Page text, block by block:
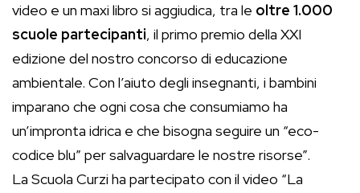
video e un maxi libro si aggiudica, tra le oltre 1.000
scuole partecipanti, il primo premio della XXI
edizione del nostro concorso di educazione
ambientale. Con l’aiuto degli insegnanti, i bambini
imparano che ogni cosa che consumiamo ha
un’impronta idrica e che bisogna seguire un “eco-
codice blu” per salvaguardare le nostre risorse”.
La Scuola Curzi ha partecipato con il video “La